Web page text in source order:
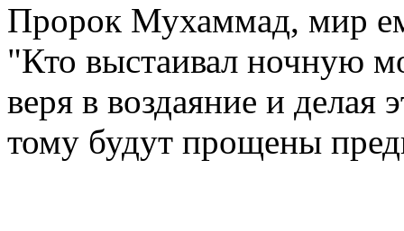
Пророк Мухаммад, мир
"Кто выстаивал ночную
веря в воздаяние и делая
тому будут прощены